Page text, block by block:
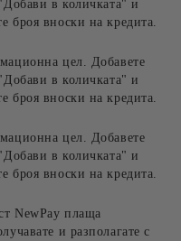
в количката" и
броя вноски на кредита.
цел. Добавете
в количката" и
броя вноски на кредита.
цел. Добавете
в количката" и
броя вноски на кредита.
NewPay плаща
и разполагате с